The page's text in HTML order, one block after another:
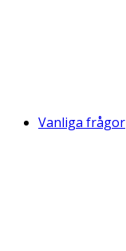
Vanliga frågor